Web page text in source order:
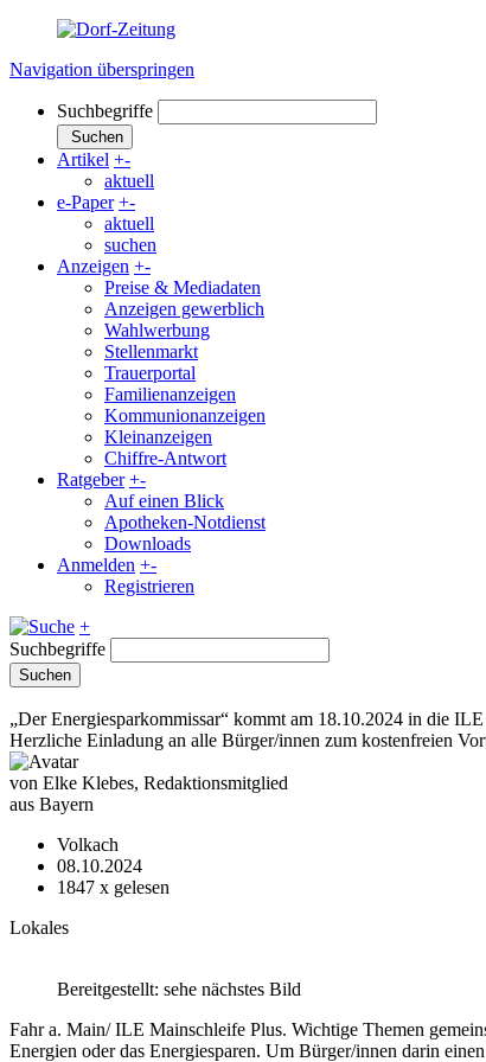
Navigation überspringen
Suchbegriffe
Suchen
Artikel +-
aktuell
e-Paper +-
aktuell
suchen
Anzeigen +-
Preise & Mediadaten
Anzeigen gewerblich
Wahlwerbung
Stellenmarkt
Trauerportal
Familienanzeigen
Kommunionanzeigen
Kleinanzeigen
Chiffre-Antwort
Ratgeber +-
Auf einen Blick
Apotheken-Notdienst
Downloads
Anmelden +-
Registrieren
+
Suchbegriffe
Suchen
„Der Energiesparkommissar“ kommt am 18.10.2024 in die
Herzliche Einladung an alle Bürger/innen zum kostenfreien
von Elke Klebes, Redaktionsmitglied
aus Bayern
Volkach
08.10.2024
1847 x gelesen
Lokales
Bereitgestellt: sehe nächstes Bild
Fahr a. Main/ ILE Mainschleife Plus. Wichtige Themen
Energien oder das Energiesparen. Um Bürger/innen darin